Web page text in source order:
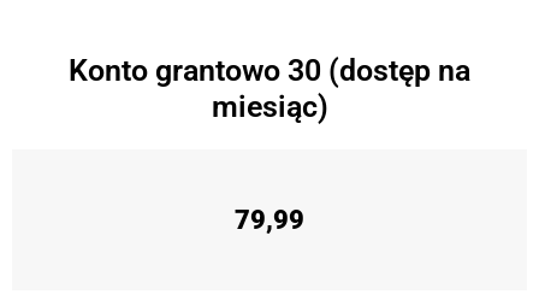
Konto grantowo 30 (dostęp na
miesiąc)
79,99